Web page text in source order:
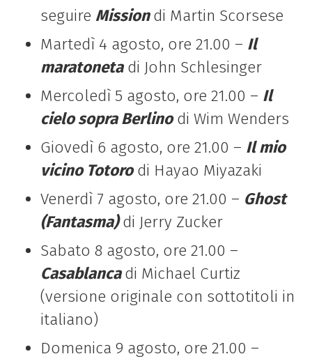
seguire Missiondi Martin Scorsese
Martedì 4 agosto, ore 21.00 – Il
maratonetadi John Schlesinger
Mercoledì 5 agosto, ore 21.00 – Il
cielo sopra Berlinodi Wim Wenders
Giovedì 6 agosto, ore 21.00 – Il mio
vicino Totorodi Hayao Miyazaki
Venerdì 7 agosto, ore 21.00 – Ghost
(Fantasma)di Jerry Zucker
Sabato 8 agosto, ore 21.00 –
Casablancadi Michael Curtiz
(versione originale con sottotitoli in
italiano)
Domenica 9 agosto, ore 21.00 –